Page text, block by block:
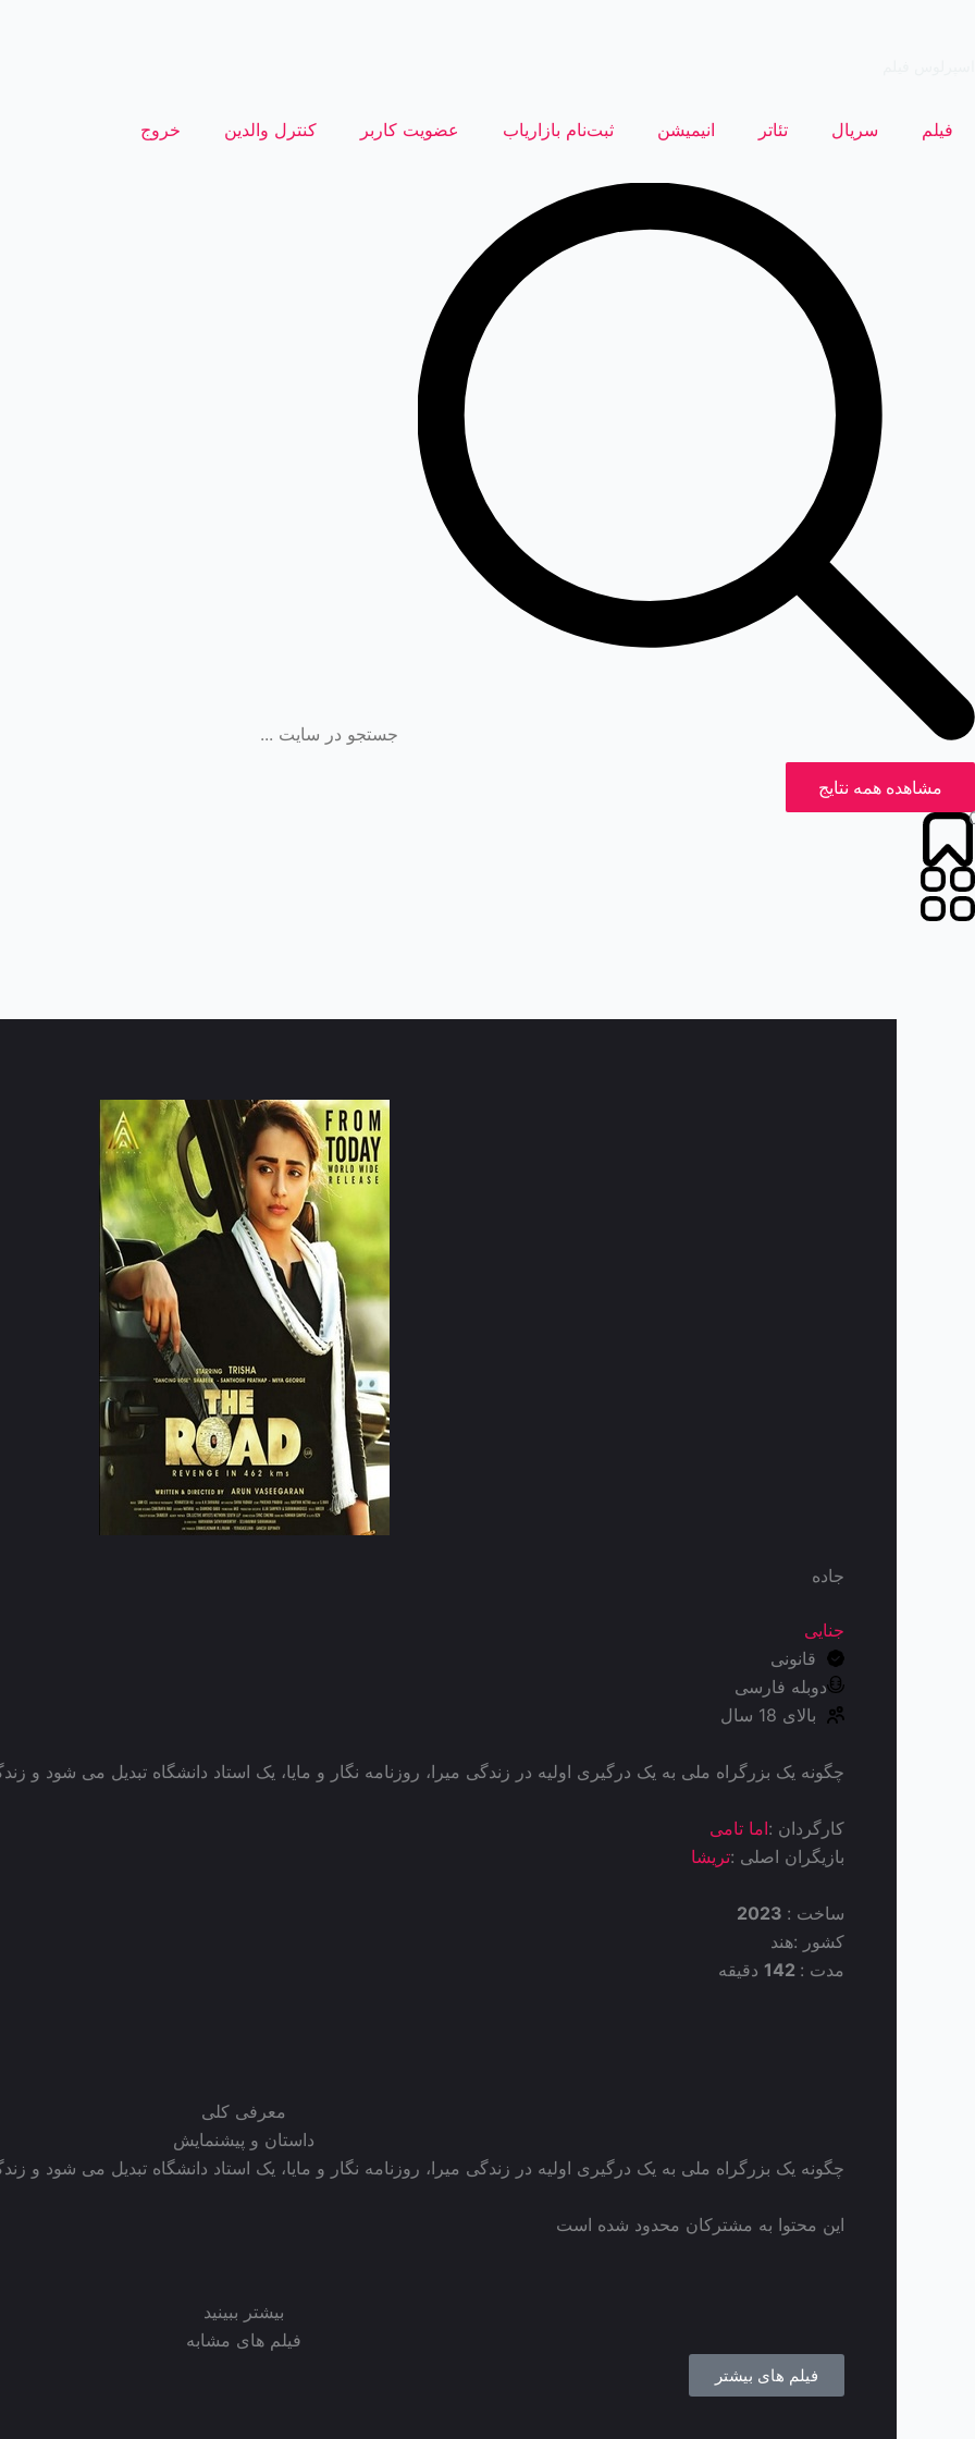
فیلم سریال تئاتر انیمیشن ثبت‌نام بازاریاب عضویت کاربر کنترل والدین خروج
مشاهده همه نتایج
جاده
جنایی
قانونی
دوبله فارسی
بالای 18 سال
چگونه یک بزرگراه ملی به یک درگیری اولیه در زندگی میرا، روزنامه نگار و مایا، یک استاد دانشگاه تبدیل می شود و
کارگردان :اما تامی
بازیگران اصلی :تریشا
ساخت :
کشور :هند
مدت :
دقیقه
معرفی کلی
داستان و پیشنمایش
چگونه یک بزرگراه ملی به یک درگیری اولیه در زندگی میرا، روزنامه نگار و مایا، یک استاد دانشگاه تبدیل می شود و
این محتوا به مشترکان محدود شده است
بیشتر ببینید
فیلم های مشابه
فیلم های بیشتر